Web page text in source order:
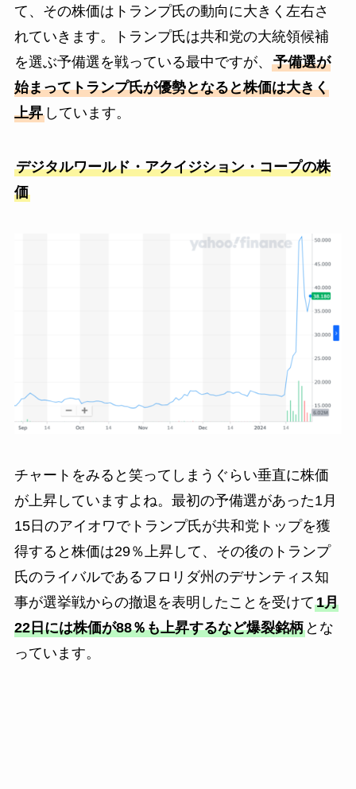
て、その株価はトランプ氏の動向に大きく左右さ
れていきます。トランプ氏は共和党の大統領候補
を選ぶ予備選を戦っている最中ですが、 予備選が
始まってトランプ氏が優勢となると株価は大きく
上昇しています。
デジタルワールド・アクイジション・コープの株
価
チャートをみると笑ってしまうぐらい垂直に株価
が上昇していますよね。最初の予備選があった1月
15日のアイオワでトランプ氏が共和党トップを獲
得すると株価は29％上昇して、その後のトランプ
氏のライバルであるフロリダ州のデサンティス知
事が選挙戦からの撤退を表明したことを受けて1月
22日には株価が88％も上昇するなど爆裂銘柄とな
っています。